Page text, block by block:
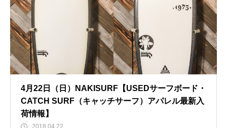
4月22日（日）NAKISURF【USEDサーフボード・
CATCH SURF（キャッチサーフ）アパレル最新入
荷情報】
2018.04.22